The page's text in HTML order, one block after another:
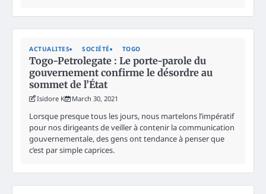
ACTUALITES SOCIÉTÉ TOGO
Togo-Petrolegate : Le porte-parole du
gouvernement confirme le désordre au
sommet de l’État
Isidore K March 30, 2021
Lorsque presque tous les jours, nous martelons l’impératif
pour nos dirigeants de veiller à contenir la communication
gouvernementale, des gens ont tendance à penser que
c’est par simple caprices.